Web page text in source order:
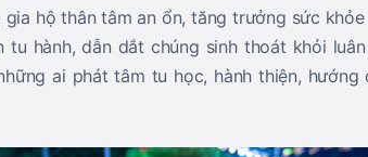
gia hộ thân tâm an ổn, tăng trưởng sức
tu hành, dẫn dắt chúng sinh thoát khỏi
ai phát tâm tu học, hành thiện,